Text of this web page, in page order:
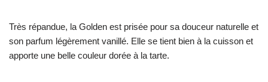
Très répandue, la Golden est prisée pour sa douceur naturelle et
son parfum légèrement vanillé. Elle se tient bien à la cuisson et
apporte une belle couleur dorée à la tarte.